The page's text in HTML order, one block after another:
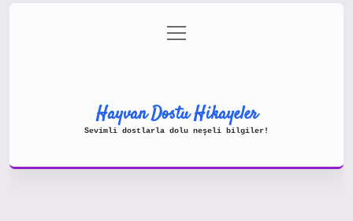
Gizlilik Politikası
menüyü
aç
Hayvan Dostu Hikayeler
Sevimli dostlarla dolu neşeli bilgiler!